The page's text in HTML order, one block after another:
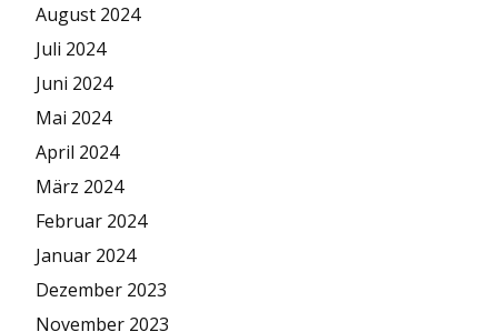
August 2024
Juli 2024
Juni 2024
Mai 2024
April 2024
März 2024
Februar 2024
Januar 2024
Dezember 2023
November 2023